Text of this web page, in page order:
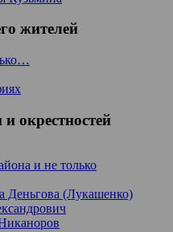
жителей
окрестностей
и не только
Деньгова (Лукашенко)